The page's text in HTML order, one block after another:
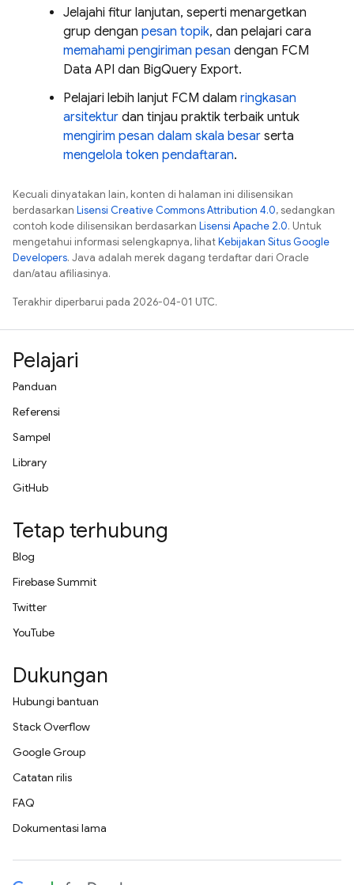
Jelajahi fitur lanjutan, seperti menargetkan
grup dengan pesan topik, dan pelajari cara
memahami pengiriman pesan dengan FCM
Data API dan BigQuery Export.
Pelajari lebih lanjut FCM dalam ringkasan
arsitektur dan tinjau praktik terbaik untuk
mengirim pesan dalam skala besar serta
mengelola token pendaftaran.
Kecuali dinyatakan lain, konten di halaman ini dilisensikan
berdasarkan Lisensi Creative Commons Attribution 4.0, sedangkan
contoh kode dilisensikan berdasarkan Lisensi Apache 2.0. Untuk
mengetahui informasi selengkapnya, lihatKebijakan Situs Google
Developers. Java adalah merek dagang terdaftar dari Oracle
dan/atau afiliasinya.
Terakhir diperbarui pada 2026-04-01 UTC.
Pelajari
Panduan
Referensi
Sampel
Library
GitHub
Tetap terhubung
Blog
Firebase Summit
Twitter
YouTube
Dukungan
Hubungi bantuan
Stack Overflow
Google Group
Catatan rilis
FAQ
Dokumentasi lama